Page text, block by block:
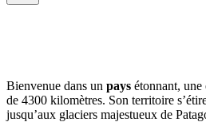
Bienvenue dans un pays étonnant, une
de 4300 kilomètres. Son territoire
jusqu’aux glaciers majestueux de